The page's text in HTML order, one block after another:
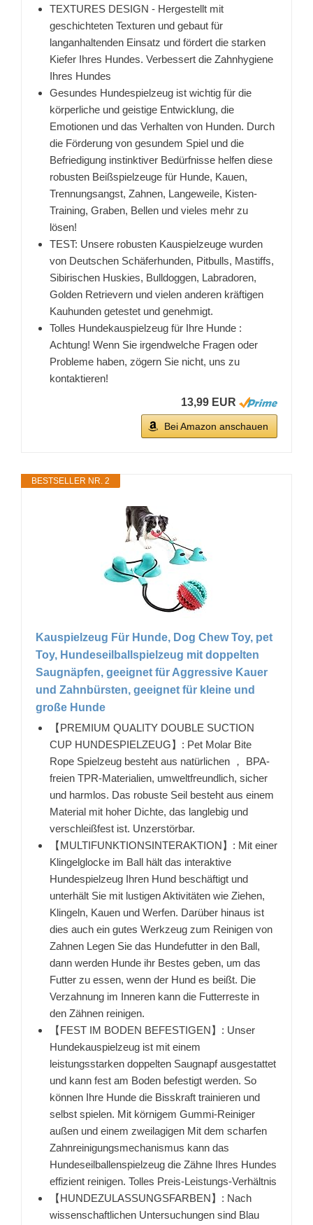
TEXTURES DESIGN - Hergestellt mit
geschichteten Texturen und gebaut für
langanhaltenden Einsatz und fördert die starken
Kiefer Ihres Hundes. Verbessert die Zahnhygiene
Ihres Hundes
Gesundes Hundespielzeug ist wichtig für die
körperliche und geistige Entwicklung, die
Emotionen und das Verhalten von Hunden. Durch
die Förderung von gesundem Spiel und die
Befriedigung instinktiver Bedürfnisse helfen diese
robusten Beißspielzeuge für Hunde, Kauen,
Trennungsangst, Zahnen, Langeweile, Kisten-
Training, Graben, Bellen und vieles mehr zu
lösen!
TEST: Unsere robusten Kauspielzeuge wurden
von Deutschen Schäferhunden, Pitbulls, Mastiffs,
Sibirischen Huskies, Bulldoggen, Labradoren,
Golden Retrievern und vielen anderen kräftigen
Kauhunden getestet und genehmigt.
Tolles Hundekauspielzeug für Ihre Hunde :
Achtung! Wenn Sie irgendwelche Fragen oder
Probleme haben, zögern Sie nicht, uns zu
kontaktieren!
13,99 EUR
Bei Amazon anschauen
BESTSELLER NR. 2
Kauspielzeug Für Hunde, Dog Chew Toy, pet
Toy, Hundeseilballspielzeug mit doppelten
Saugnäpfen, geeignet für Aggressive Kauer
und Zahnbürsten, geeignet für kleine und
große Hunde
【PREMIUM QUALITY DOUBLE SUCTION
CUP HUNDESPIELZEUG】: Pet Molar Bite
Rope Spielzeug besteht aus natürlichen ， BPA-
freien TPR-Materialien, umweltfreundlich, sicher
und harmlos. Das robuste Seil besteht aus einem
Material mit hoher Dichte, das langlebig und
verschleißfest ist. Unzerstörbar.
【MULTIFUNKTIONSINTERAKTION】: Mit einer
Klingelglocke im Ball hält das interaktive
Hundespielzeug Ihren Hund beschäftigt und
unterhält Sie mit lustigen Aktivitäten wie Ziehen,
Klingeln, Kauen und Werfen. Darüber hinaus ist
dies auch ein gutes Werkzeug zum Reinigen von
Zahnen Legen Sie das Hundefutter in den Ball,
dann werden Hunde ihr Bestes geben, um das
Futter zu essen, wenn der Hund es beißt. Die
Verzahnung im Inneren kann die Futterreste in
den Zähnen reinigen.
【FEST IM BODEN BEFESTIGEN】: Unser
Hundekauspielzeug ist mit einem
leistungsstarken doppelten Saugnapf ausgestattet
und kann fest am Boden befestigt werden. So
können Ihre Hunde die Bisskraft trainieren und
selbst spielen. Mit körnigem Gummi-Reiniger
außen und einem zweilagigen Mit dem scharfen
Zahnreinigungsmechanismus kann das
Hundeseilballenspielzeug die Zähne Ihres Hundes
effizient reinigen. Tolles Preis-Leistungs-Verhältnis
【HUNDEZULASSUNGSFARBEN】: Nach
wissenschaftlichen Untersuchungen sind Blau